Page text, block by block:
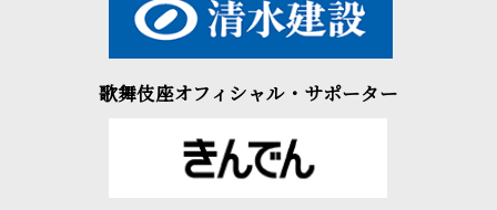
歌舞伎座オフィシャル・サポーター